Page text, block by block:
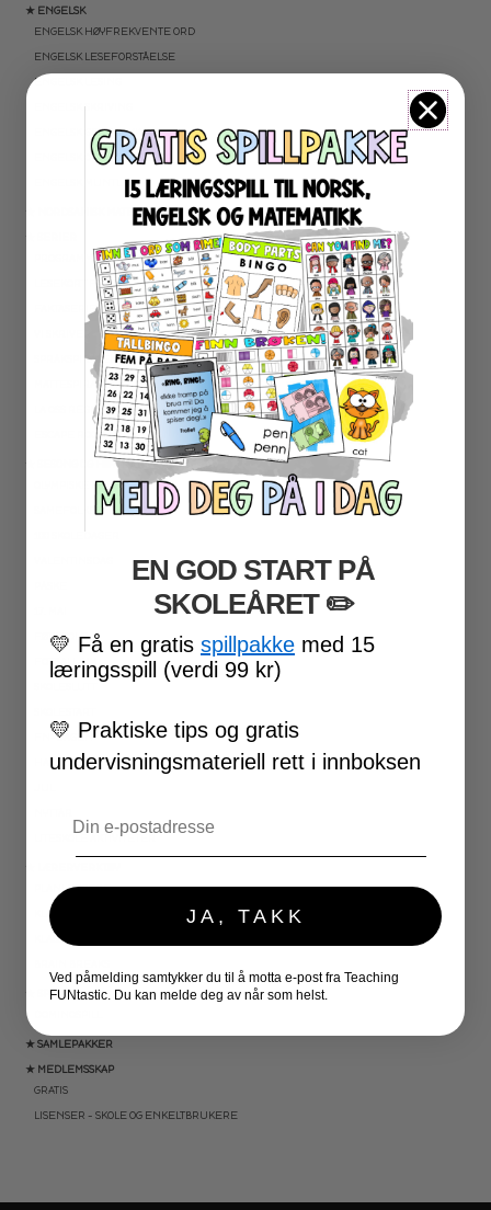
★ ENGELSK
ENGELSK HØYFREKVENTE ORD
ENGELSK LESEFORSTÅELSE
ENGELSK LESING
ENGELSK SKRIVING
ENGELSK GRAMATIKK
ENGELSK ORD- OG BEGREPER
ENGELSK MUNTLIG
★ NORDSAMISK MATERIELL
PROGRAMMERING
LESEKORT FAKTA
FAKTASERIE LESING
SPRÅKSPIRALEN
MATTESPIRALEN
LA OSS REGNE ØVEBØKER
ESCAPE ROOM
★ SESONG OG HØYTIDER
OLYMPISKE LEKER
100 SKOLEDAGER
FØRSKOLE
FOTBALL-VM
FN-DAGEN
HALLOWEEN
UTESKOLE AKTIVITETER
PLANLEGGERE
KLASSEROMSDEKOR
KLASSELEDELSE
★ SPILL
★ SAMLEPAKKER
★ MEDLEMSSKAP
GRATIS
LISENSER – SKOLE OG ENKELTBRUKERE
EN GOD START PÅ
SKOLEÅRET​ ✏️
💛 Få en gratis spillpakke med 15
læringsspill (verdi 99 kr)
💛 Praktiske tips og gratis
undervisningsmateriell rett i innboksen
JA, TAKK
Ved påmelding samtykker du til å motta e-post fra Teaching
FUNtastic. Du kan melde deg av når som helst.